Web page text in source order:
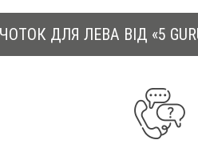
ДЛЯ ЛЕВА ВІД «5